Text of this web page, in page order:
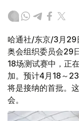
哈通社/东京/3月
奥会组织委员会29
18场测试赛中，正
加。预计4月18～
将是接纳的首批。
会。